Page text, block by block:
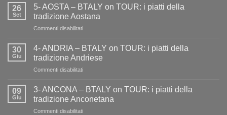
AREZZO
BTALY
on
i
piatti
tradizione
26
Set
5- AOSTA – BTALY on TOUR: i piatti della
tradizione Aostana
Commenti disabilitatisu
AOSTA
–
BTALY
on
piatti
tradizione
30
Giu
4- ANDRIA – BTALY on TOUR: i piatti della
tradizione Andriese
Commenti disabilitatisu
ANDRIA
BTALY
on
09
Giu
3- ANCONA – BTALY on TOUR: i piatti della
tradizione Anconetana
Commenti disabilitatisu